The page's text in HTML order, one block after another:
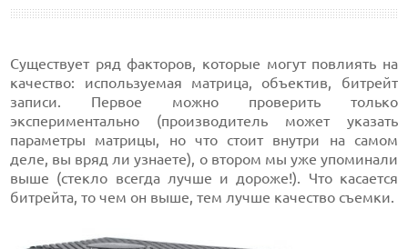
Существует ряд факторов, которые могут повлиять на
качество: используемая матрица, объектив, битрейт
записи. Первое можно проверить только
экспериментально (производитель может указать
параметры матрицы, но что стоит внутри на самом
деле, вы вряд ли узнаете), о втором мы уже упоминали
выше (стекло всегда лучше и дороже!). Что касается
битрейта, то чем он выше, тем лучше качество съемки.